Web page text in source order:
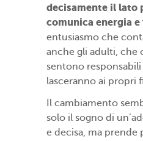
decisamente il lato
comunica energia
entusiasmo che
anche gli adulti, che
sentono
lasceranno ai propri
Il cambiamento
solo il sogno di
e decisa, ma prende